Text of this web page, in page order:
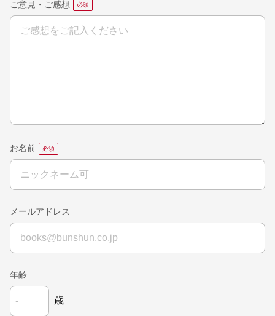
ご意見・ご感想
お名前
メールアドレス
年齢
歳